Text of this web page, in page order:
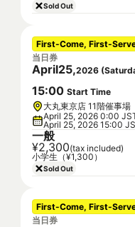
Sold Out
First-Come, First-
当日券
April25,2026 (
15:00 Start Time
大丸東京店 11階催事場
April 25, 2026 0:00
April 25, 2026 15:00
一般
¥2,300(tax included)
小学生（¥1,300）
Sold Out
First-Come, First-
当日券